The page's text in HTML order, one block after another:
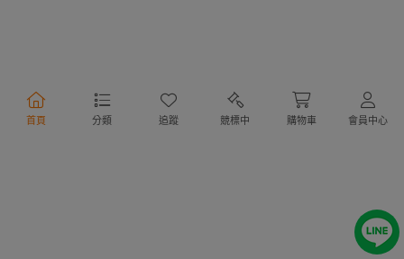
首頁 分類 追蹤 競標中 購物車 會員中心